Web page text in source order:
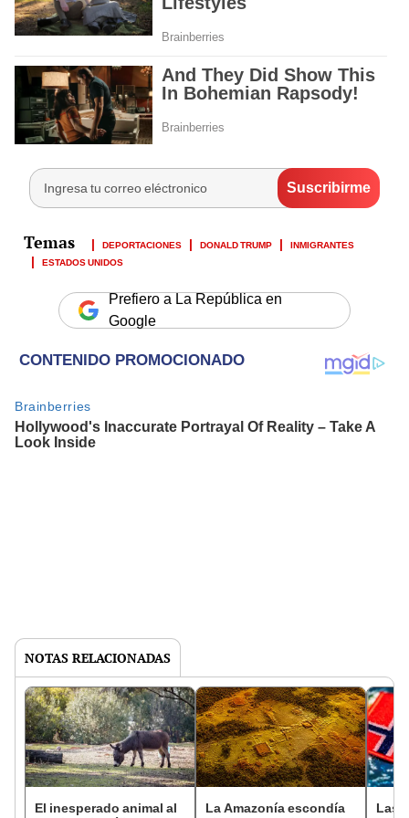
DEPORTACIONES DONALD TRUMP
INMIGRANTES
ESTADOS UNIDOS
Prefiero a La República en
Google
NOTAS RELACIONADAS
El inesperado animal al
La Amazonía escondía
Las